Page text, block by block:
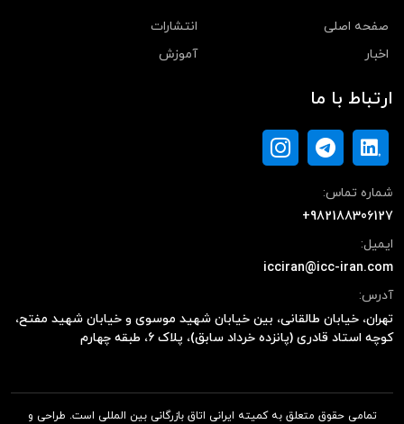
صفحه اصلی
انتشارات
اخبار
آموزش
ارتباط با ما
شماره تماس:
+982188306127
ایمیل:
icciran@icc-iran.com
آدرس:
تهران، خیابان طالقانی، بین خیابان شهید موسوی و خیابان شهید مفتح،
کوچه استاد قادری (پانزده خرداد سابق)، پلاک ۶، طبقه چهارم
تمامی حقوق متعلق به کمیته ایرانی اتاق بازرگانی بین المللی است. طراحی و